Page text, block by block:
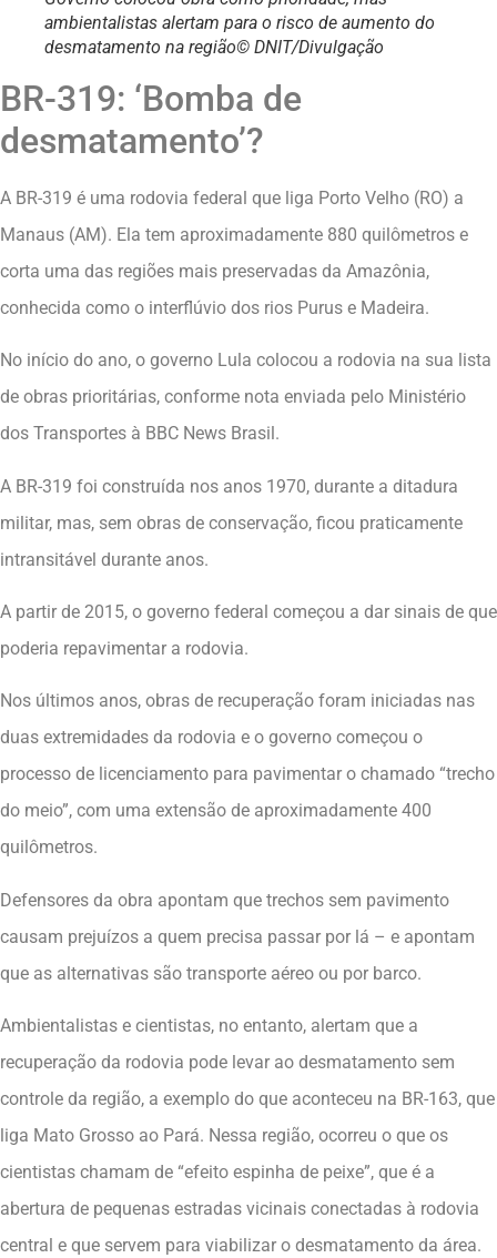
ambientalistas alertam para o risco de aumento do
desmatamento na região© DNIT/Divulgação
BR-319: ‘Bomba de
desmatamento’?
A BR-319 é uma rodovia federal que liga Porto Velho (RO) a
Manaus (AM). Ela tem aproximadamente 880 quilômetros e
corta uma das regiões mais preservadas da Amazônia,
conhecida como o interflúvio dos rios Purus e Madeira.
No início do ano, o governo Lula colocou a rodovia na sua lista
de obras prioritárias, conforme nota enviada pelo Ministério
dos Transportes à BBC News Brasil.
A BR-319 foi construída nos anos 1970, durante a ditadura
militar, mas, sem obras de conservação, ficou praticamente
intransitável durante anos.
A partir de 2015, o governo federal começou a dar sinais de que
poderia repavimentar a rodovia.
Nos últimos anos, obras de recuperação foram iniciadas nas
duas extremidades da rodovia e o governo começou o
processo de licenciamento para pavimentar o chamado “trecho
do meio”, com uma extensão de aproximadamente 400
quilômetros.
Defensores da obra apontam que trechos sem pavimento
causam prejuízos a quem precisa passar por lá – e apontam
que as alternativas são transporte aéreo ou por barco.
Ambientalistas e cientistas, no entanto, alertam que a
recuperação da rodovia pode levar ao desmatamento sem
controle da região, a exemplo do que aconteceu na BR-163, que
liga Mato Grosso ao Pará. Nessa região, ocorreu o que os
cientistas chamam de “efeito espinha de peixe”, que é a
abertura de pequenas estradas vicinais conectadas à rodovia
central e que servem para viabilizar o desmatamento da área.